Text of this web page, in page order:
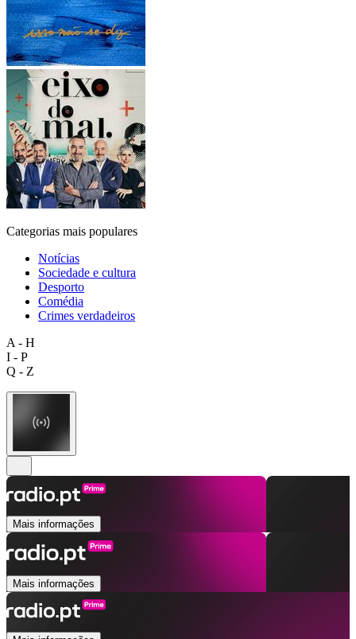
Categorias mais populares
Notícias
Sociedade e cultura
Desporto
Comédia
Crimes verdadeiros
A - H
I - P
Q - Z
Mais informações
Mais informações